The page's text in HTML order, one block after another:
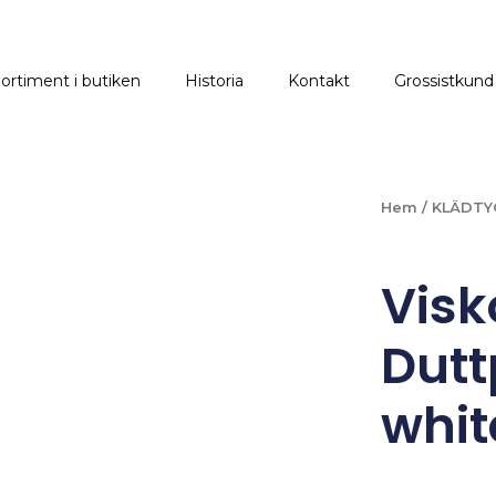
i butiken Historia Kontakt Grossistkund
Hem /